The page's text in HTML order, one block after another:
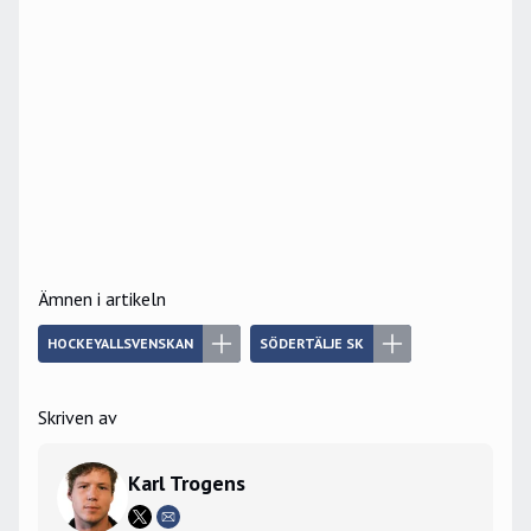
Ämnen i artikeln
HOCKEYALLSVENSKAN SÖDERTÄLJE SK
Skriven av
Karl Trogens